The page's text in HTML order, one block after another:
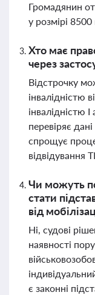
Громадянин
у розмірі 8500
Хто має
через
Відстрочку
інвалідністю
інвалідністю
перевіряє
спрощує
відвідування
Чи можуть
стати
від
Ні, судові
наявності
є законні